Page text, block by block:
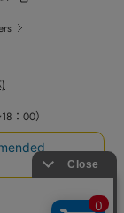
：00）
10：30～18：00）